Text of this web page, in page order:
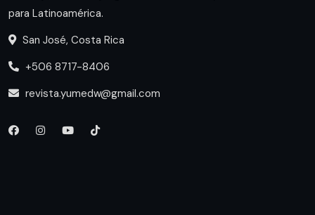
para Latinoamérica.
San José, Costa Rica
+506 8717-8406
revista.yumedw@gmail.com